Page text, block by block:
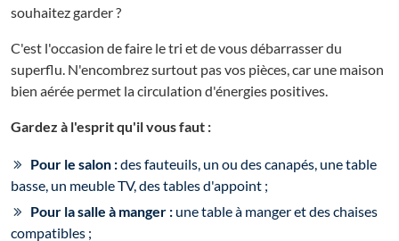
souhaitez garder ?
C'est l'occasion de faire le tri et de vous débarrasser du
superflu. N'encombrez surtout pas vos pièces, car une maison
bien aérée permet la circulation d'énergies positives.
Gardez à l'esprit qu'il vous faut :
Pour le salon :des fauteuils, un ou des canapés, une table
basse, un meuble TV, des tables d'appoint ;
Pour la salle à manger : une table à manger et des chaises
compatibles ;